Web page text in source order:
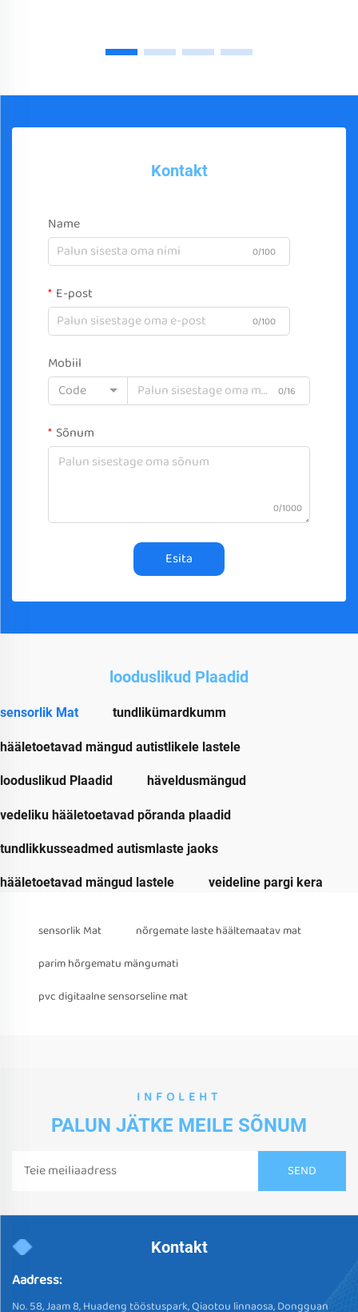
Kontakt
Name
0/100
E-post
0/100
Mobiil
Code
0/16
Sõnum
0/1000
Esita
looduslikud Plaadid
sensorlik Mat tundlikümardkumm
hääletoetavad mängud autistlikele lastele
looduslikud Plaadid häveldusmängud
vedeliku hääletoetavad põranda plaadid
tundlikkusseadmed autismlaste jaoks
hääletoetavad mängud lastele veideline pargi kera
sensorlik Mat
nõrgemate laste häältemaatav mat
parim hõrgematu mängumati
pvc digitaalne sensorseline mat
INFOLEHT
PALUN JÄTKE MEILE SÕNUM
Kontakt
Aadress:
No. 58, Jaam 8, Huadeng tööstuspark, Qiaotou linnaosa, Dongguan